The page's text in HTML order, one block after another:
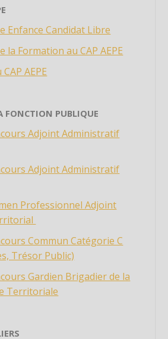
Enfance Candidat Libre
la Formation au CAP AEPE
AEPE
FONCTION PUBLIQUE
Adjoint Administratif
Adjoint Administratif
Professionnel Adjoint
Commun Catégorie C
Trésor Public)
Gardien Brigadier de la
Territoriale